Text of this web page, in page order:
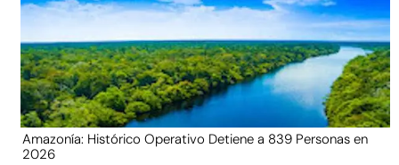
Amazonía: Histórico Operativo Detiene a 839 Personas en
2026